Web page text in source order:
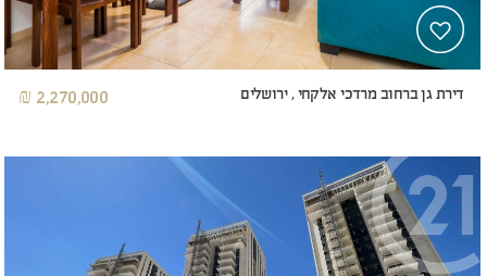
דירת גן ברחוב מרדכי אלקחי , ירושלים 2,270,000 ₪